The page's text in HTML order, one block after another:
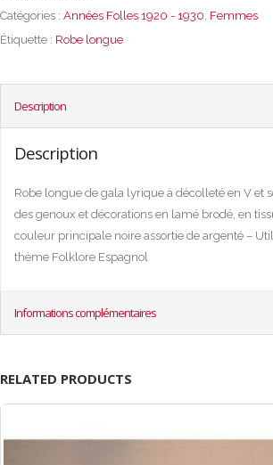
Catégories : Années Folles 1920 - 1930, Femmes
Étiquette : Robe longue
Description
Description
Robe longue de gala lyrique à décolleté en V et
des genoux et décorations en lamé brodé, en
couleur principale noire assortie de argenté –
thème Folklore Espagnol
Informations complémentaires
RELATED PRODUCTS